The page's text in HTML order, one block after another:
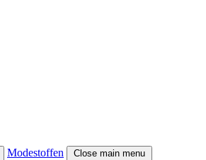
Modestoffen Close main menu